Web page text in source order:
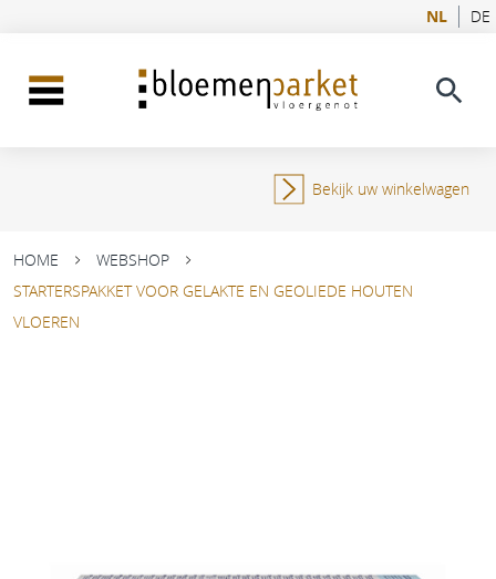
NL DE
Bekijk uw winkelwagen
HOME
WEBSHOP
STARTERSPAKKET VOOR GELAKTE EN GEOLIEDE HOUTEN
VLOEREN